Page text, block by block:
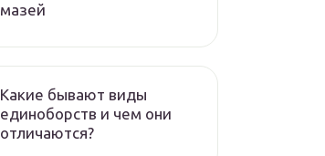
мазей
Какие бывают виды
единоборств и чем они
отличаются?